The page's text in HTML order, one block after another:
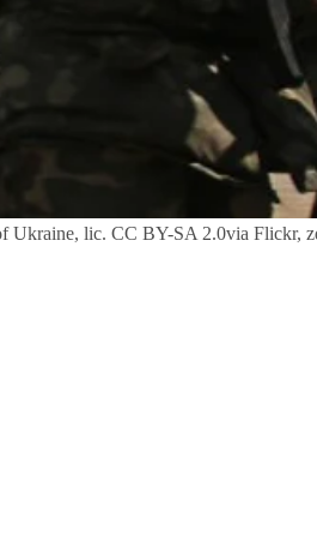
Ukraine, lic. CC BY-SA 2.0via Flickr,